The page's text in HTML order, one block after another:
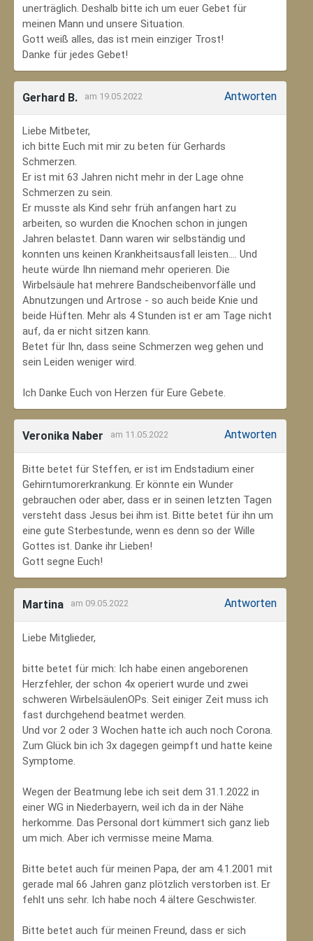
unerträglich. Deshalb bitte ich um euer Gebet für
meinen Mann und unsere Situation.
Gott weiß alles, das ist mein einziger Trost!
Danke für jedes Gebet!
Gerhard B. am 19.05.2022 Antworten
Liebe Mitbeter,
ich bitte Euch mit mir zu beten für Gerhards
Schmerzen.
Er ist mit 63 Jahren nicht mehr in der Lage ohne
Schmerzen zu sein.
Er musste als Kind sehr früh anfangen hart zu
arbeiten, so wurden die Knochen schon in jungen
Jahren belastet. Dann waren wir selbständig und
konnten uns keinen Krankheitsausfall leisten.... Und
heute würde Ihn niemand mehr operieren. Die
Wirbelsäule hat mehrere Bandscheibenvorfälle und
Abnutzungen und Artrose - so auch beide Knie und
beide Hüften. Mehr als 4 Stunden ist er am Tage nicht
auf, da er nicht sitzen kann.
Betet für Ihn, dass seine Schmerzen weg gehen und
sein Leiden weniger wird.
Ich Danke Euch von Herzen für Eure Gebete.
Veronika Naber am 11.05.2022 Antworten
Bitte betet für Steffen, er ist im Endstadium einer
Gehirntumorerkrankung. Er könnte ein Wunder
gebrauchen oder aber, dass er in seinen letzten Tagen
versteht dass Jesus bei ihm ist. Bitte betet für ihn um
eine gute Sterbestunde, wenn es denn so der Wille
Gottes ist. Danke ihr Lieben!
Gott segne Euch!
Martina am 09.05.2022 Antworten
Liebe Mitglieder,
bitte betet für mich: Ich habe einen angeborenen
Herzfehler, der schon 4x operiert wurde und zwei
schweren WirbelsäulenOPs. Seit einiger Zeit muss ich
fast durchgehend beatmet werden.
Und vor 2 oder 3 Wochen hatte ich auch noch Corona.
Zum Glück bin ich 3x dagegen geimpft und hatte keine
Symptome.
Wegen der Beatmung lebe ich seit dem 31.1.2022 in
einer WG in Niederbayern, weil ich da in der Nähe
herkomme. Das Personal dort kümmert sich ganz lieb
um mich. Aber ich vermisse meine Mama.
Bitte betet auch für meinen Papa, der am 4.1.2001 mit
gerade mal 66 Jahren ganz plötzlich verstorben ist. Er
fehlt uns sehr. Ich habe noch 4 ältere Geschwister.
Bitte betet auch für meinen Freund, dass er sich